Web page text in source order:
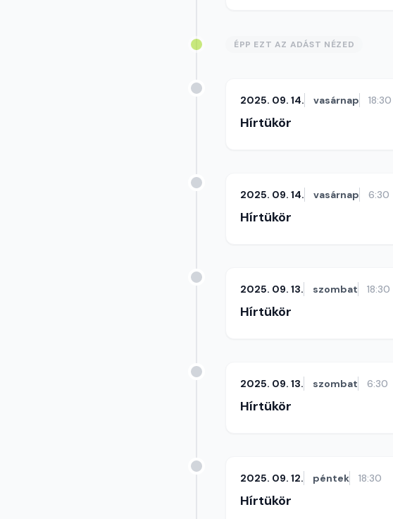
ÉPP EZT AZ ADÁST NÉZED
2025. 09. 14. vasárnap 18:30
Hírtükör
2025. 09. 14. vasárnap 6:30
Hírtükör
2025. 09. 13. szombat 18:30
Hírtükör
2025. 09. 13. szombat 6:30
Hírtükör
2025. 09. 12. péntek 18:30
Hírtükör